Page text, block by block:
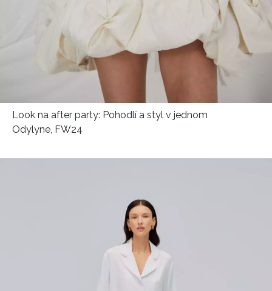
INFORMACE
REDAKCE
Look na after party: Pohodlí a styl v jednom
Odylyne, FW24